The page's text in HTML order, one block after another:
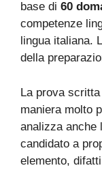
base di 60
competenze
lingua italiana.
della
La prova
maniera molto
analizza anche
candidato a
elemento,